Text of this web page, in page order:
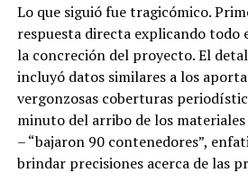
Lo que siguió fue tragicómico.
respuesta directa explicando todo
la concreción del proyecto. El
incluyó datos similares a los
vergonzosas coberturas
minuto del arribo de los
– “bajaron 90 contenedores”,
brindar precisiones acerca de las